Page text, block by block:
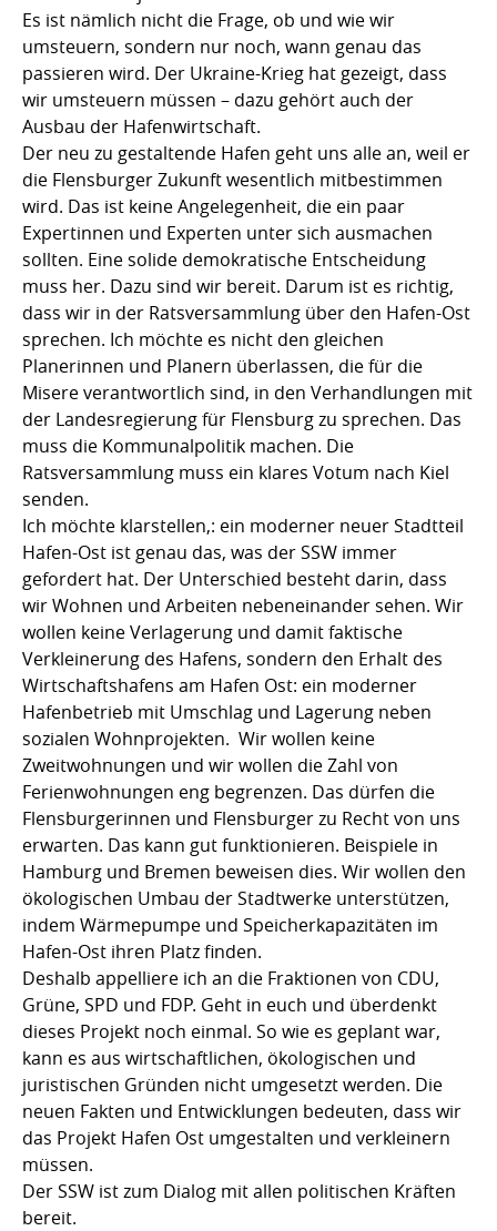
Es ist nämlich nicht die Frage, ob und wie wir
umsteuern, sondern nur noch, wann genau das
passieren wird. Der Ukraine-Krieg hat gezeigt, dass
wir umsteuern müssen – dazu gehört auch der
Ausbau der Hafenwirtschaft.
Der neu zu gestaltende Hafen geht uns alle an, weil er
die Flensburger Zukunft wesentlich mitbestimmen
wird. Das ist keine Angelegenheit, die ein paar
Expertinnen und Experten unter sich ausmachen
sollten. Eine solide demokratische Entscheidung
muss her. Dazu sind wir bereit. Darum ist es richtig,
dass wir in der Ratsversammlung über den Hafen-Ost
sprechen. Ich möchte es nicht den gleichen
Planerinnen und Planern überlassen, die für die
Misere verantwortlich sind, in den Verhandlungen mit
der Landesregierung für Flensburg zu sprechen. Das
muss die Kommunalpolitik machen. Die
Ratsversammlung muss ein klares Votum nach Kiel
senden.
Ich möchte klarstellen,: ein moderner neuer Stadtteil
Hafen-Ost ist genau das, was der SSW immer
gefordert hat. Der Unterschied besteht darin, dass
wir Wohnen und Arbeiten nebeneinander sehen. Wir
wollen keine Verlagerung und damit faktische
Verkleinerung des Hafens, sondern den Erhalt des
Wirtschaftshafens am Hafen Ost: ein moderner
Hafenbetrieb mit Umschlag und Lagerung neben
sozialen Wohnprojekten. Wir wollen keine
Zweitwohnungen und wir wollen die Zahl von
Ferienwohnungen eng begrenzen. Das dürfen die
Flensburgerinnen und Flensburger zu Recht von uns
erwarten. Das kann gut funktionieren. Beispiele in
Hamburg und Bremen beweisen dies. Wir wollen den
ökologischen Umbau der Stadtwerke unterstützen,
indem Wärmepumpe und Speicherkapazitäten im
Hafen-Ost ihren Platz finden.
Deshalb appelliere ich an die Fraktionen von CDU,
Grüne, SPD und FDP. Geht in euch und überdenkt
dieses Projekt noch einmal. So wie es geplant war,
kann es aus wirtschaftlichen, ökologischen und
juristischen Gründen nicht umgesetzt werden. Die
neuen Fakten und Entwicklungen bedeuten, dass wir
das Projekt Hafen Ost umgestalten und verkleinern
müssen.
Der SSW ist zum Dialog mit allen politischen Kräften
bereit.